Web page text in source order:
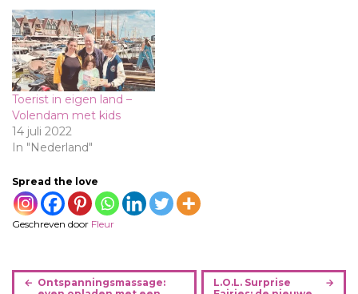
Toerist in eigen land –
Volendam met kids
14 juli 2022
In "Nederland"
Spread the love
Geschreven door Fleur
B
Ontspanningsmassage:
L.O.L. Surprise